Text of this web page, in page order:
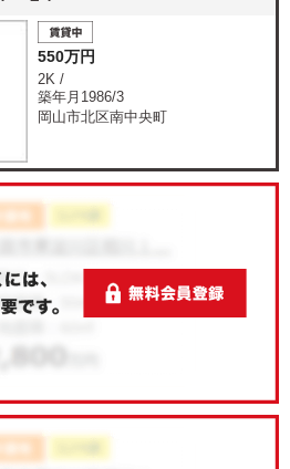
550万円
2K /
築年月1986/3
岡山市北区南中央町